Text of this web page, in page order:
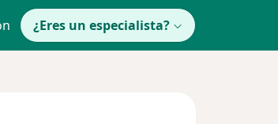
¿Eres un especialista?